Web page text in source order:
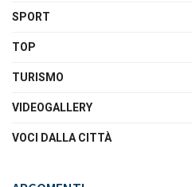
SPORT
TOP
TURISMO
VIDEOGALLERY
VOCI DALLA CITTÀ